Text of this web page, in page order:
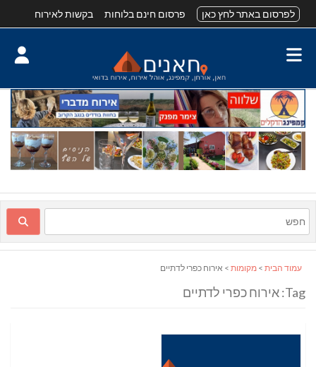
לפרסום באתר לחץ כאן פרסום חינם בלוחות בקשות לאירוח
עמוד הבית > מקומות > אירוח כפרי לדתיים
Tag: אירוח כפרי לדתיים